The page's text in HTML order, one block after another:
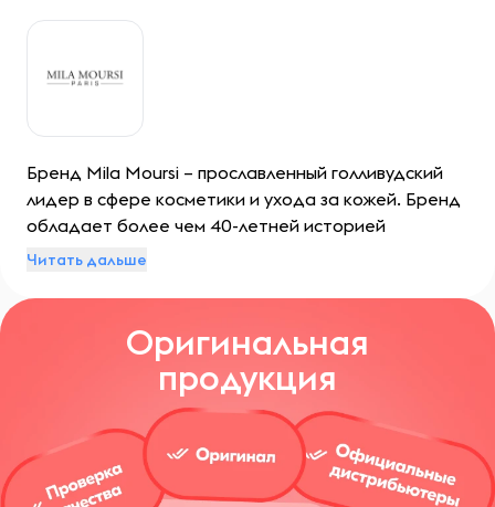
Бренд Mila Moursi – прославленный голливудский
лидер в сфере косметики и ухода за кожей. Бренд
обладает более чем 40-летней историей
создания революционных средств для кожи,
Голливуда и клиентов со всего мира.
Читать дальше
Оригинальная
продукция